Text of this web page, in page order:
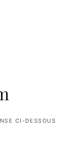
CI-DESSOUS